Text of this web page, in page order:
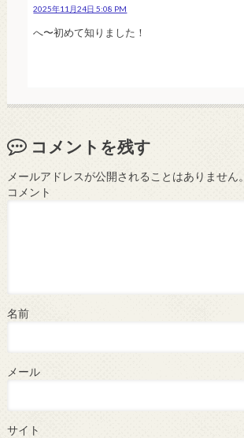
2025年11月24日 5:08 PM
へ〜初めて知りました！
コメントを残す
メールアドレスが公開されることはありません。
コメント
名前
メール
サイト